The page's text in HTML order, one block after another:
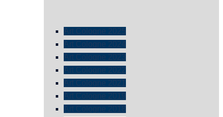
Art Cologne 2025
Art Cologne 2024
Art Cologne 2023
Art Cologne 2022
Art Cologne 2021
Art Cologne 2019
Art Cologne 2018